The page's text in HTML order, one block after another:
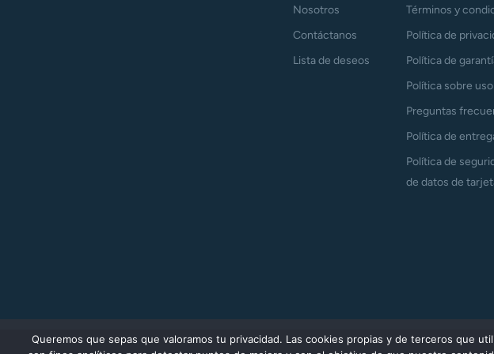
Nosotros
Contáctanos
Lista de deseos
Términos y
Política de
Política de
Política sobre
Preguntas
Política de
Política de
de datos de
Queremos que sepas que valoramos tu privacidad. Las cookies propias y de terceros que